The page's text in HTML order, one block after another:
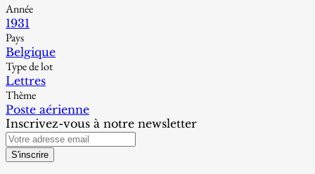
Année
1931
Pays
Belgique
Type de lot
Lettres
Thème
Poste aérienne
Inscrivez-vous à notre newsletter
S'inscrire